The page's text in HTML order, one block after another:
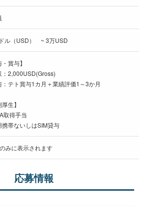
ル（USD） ~ 3万USD
・賞与】
：2,000USD(Gross)
：テト賞与1カ月＋業績評価1～3か月
厚生】
取得手当
携帯ないしはSIM貸与
みに表示されます
応募情報